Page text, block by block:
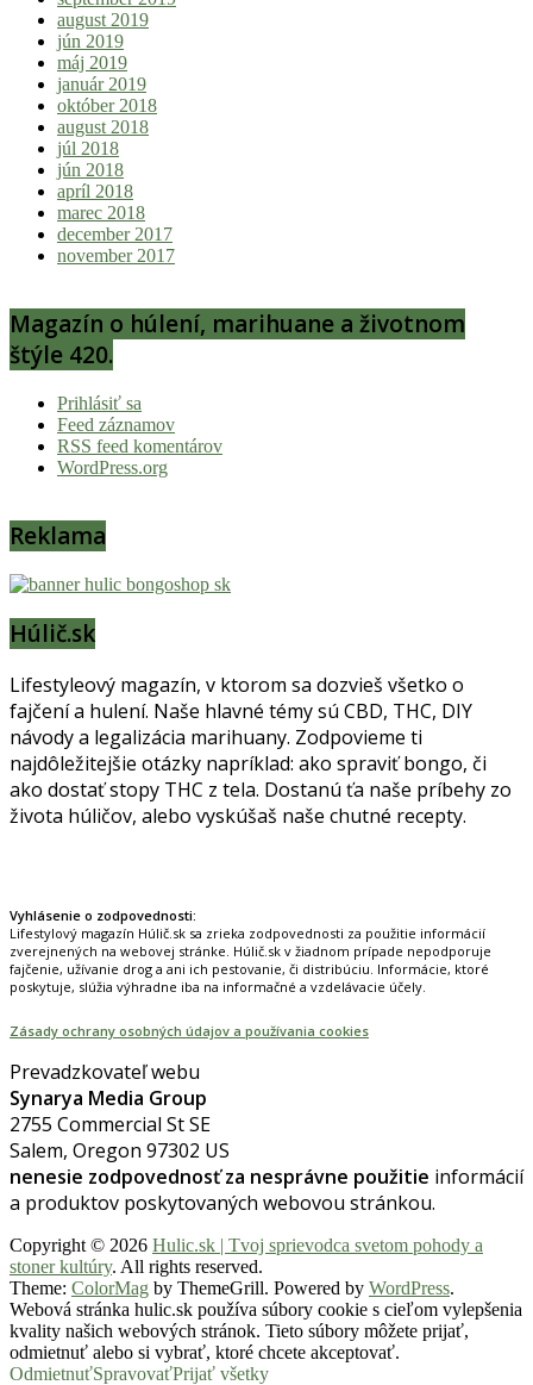
august 2019
jún 2019
máj 2019
január 2019
október 2018
august 2018
júl 2018
jún 2018
apríl 2018
marec 2018
december 2017
november 2017
Magazín o húlení, marihuane a životnom
štýle 420.
Prihlásiť sa
Feed záznamov
RSS feed komentárov
WordPress.org
Reklama
Húlič.sk
Lifestyleový magazín, v ktorom sa dozvieš všetko o
fajčení a hulení. Naše hlavné témy sú CBD, THC, DIY
návody a legalizácia marihuany. Zodpovieme ti
najdôležitejšie otázky napríklad: ako spraviť bongo, či
ako dostať stopy THC z tela. Dostanú ťa naše príbehy zo
života húličov, alebo vyskúšaš naše chutné recepty.
Vyhlásenie o zodpovednosti:
Lifestylový magazín Húlič.sk sa zrieka zodpovednosti za použitie informácií
zverejnených na webovej stránke. Húlič.sk v žiadnom prípade nepodporuje
fajčenie, užívanie drog a ani ich pestovanie, či distribúciu. Informácie, ktoré
poskytuje, slúžia výhradne iba na informačné a vzdelávacie účely.
Zásady ochrany osobných údajov a používania cookies
Prevadzkovateľ webu
Synarya Media Group
2755 Commercial St SE
Salem, Oregon 97302 US
nenesie zodpovednosť za nesprávne použitie informácií
a produktov poskytovaných webovou stránkou.
Copyright © 2026 Hulic.sk | Tvoj sprievodca svetom pohody a
stoner kultúry. All rights reserved.
Theme: ColorMag by ThemeGrill. Powered by WordPress.
Webová stránka hulic.sk používa súbory cookie s cieľom vylepšenia
kvality našich webových stránok. Tieto súbory môžete prijať,
odmietnuť alebo si vybrať, ktoré chcete akceptovať.
OdmietnuťSpravovaťPrijať všetky